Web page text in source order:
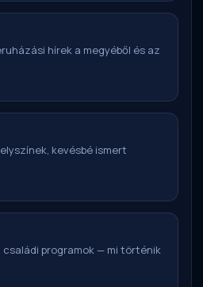
hírek a megyéből és az
kevésbé ismert
programok — mi történik